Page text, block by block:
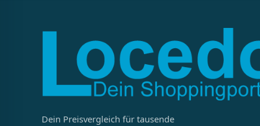
Dein Preisvergleich für tausende